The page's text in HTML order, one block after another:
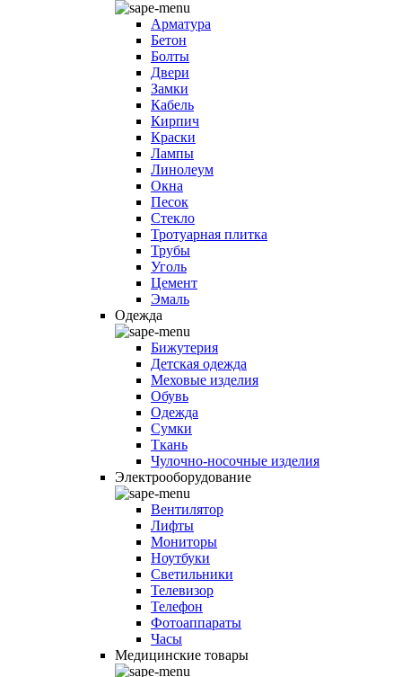
Арматура
Бетон
Болты
Двери
Замки
Кабель
Кирпич
Краски
Лампы
Линолеум
Окна
Песок
Стекло
Тротуарная плитка
Трубы
Уголь
Цемент
Эмаль
Одежда
Бижутерия
Детская одежда
Меховые изделия
Обувь
Одежда
Сумки
Ткань
Чулочно-носочные изделия
Электрооборудование
Вентилятор
Лифты
Мониторы
Ноутбуки
Светильники
Телевизор
Телефон
Фотоаппараты
Часы
Медицинские товары